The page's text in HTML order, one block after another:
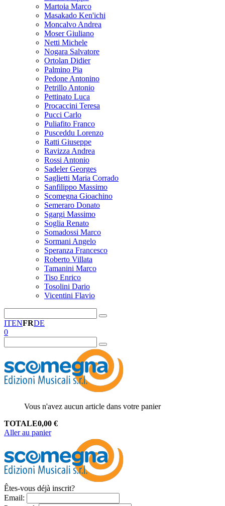
Martoia Marco
Masakado Ken'ichi
Moncalvo Andrea
Moser Giuliano
Netti Michele
Nogara Salvatore
Ortolan Didier
Palmino Pia
Pedone Antonino
Petrillo Antonio
Pettinato Luca
Procaccini Teresa
Pucci Carlo
Puliafito Franco
Pusceddu Lorenzo
Ratti Giuseppe
Ravizza Andrea
Rossi Antonio
Sadeler Georges
Saglietti Maria Corrado
Sanfilippo Massimo
Scomegna Gioachino
Semeraro Donato
Sgargi Massimo
Soglia Renato
Somadossi Marco
Sormani Angelo
Speranza Francesco
Roberto Villata
Tamanini Marco
Tiso Enrico
Tosolini Dario
Vicentini Flavio
ITENFRDE
0
Vous n'avez aucun article dans votre panier
TOTALE0,00 €
Aller au panier
Êtes-vous déjà inscrit?
Email: